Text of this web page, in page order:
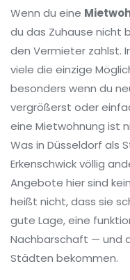
Wenn du eine
du das Zuhause nicht
den Vermieter zahlst.
viele die einzige
besonders wenn du
vergrößerst oder
eine Mietwohnung ist
Was in Düsseldorf als
Erkenschwick völlig
Angebote hier sind
heißt nicht, dass sie
gute Lage, eine
Nachbarschaft — und
Städten bekommen.